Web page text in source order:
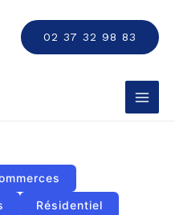
02 37 32 98 83
Résidentiel